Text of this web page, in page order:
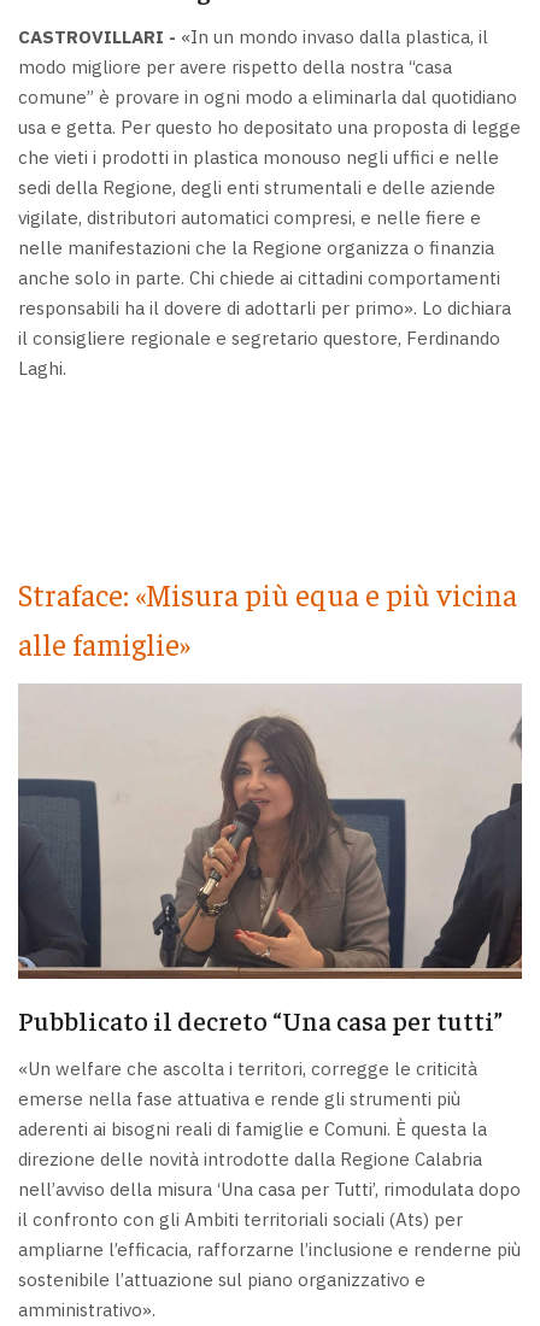
CASTROVILLARI - «In un mondo invaso dalla plastica, il
modo migliore per avere rispetto della nostra “casa
comune” è provare in ogni modo a eliminarla dal quotidiano
usa e getta. Per questo ho depositato una proposta di legge
che vieti i prodotti in plastica monouso negli uffici e nelle
sedi della Regione, degli enti strumentali e delle aziende
vigilate, distributori automatici compresi, e nelle fiere e
nelle manifestazioni che la Regione organizza o finanzia
anche solo in parte. Chi chiede ai cittadini comportamenti
responsabili ha il dovere di adottarli per primo». Lo dichiara
il consigliere regionale e segretario questore, Ferdinando
Laghi.
Straface: «Misura più equa e più vicina
alle famiglie»
Pubblicato il decreto “Una casa per tutti”
«Un welfare che ascolta i territori, corregge le criticità
emerse nella fase attuativa e rende gli strumenti più
aderenti ai bisogni reali di famiglie e Comuni. È questa la
direzione delle novità introdotte dalla Regione Calabria
nell’avviso della misura ‘Una casa per Tutti’, rimodulata dopo
il confronto con gli Ambiti territoriali sociali (Ats) per
ampliarne l’efficacia, rafforzarne l’inclusione e renderne più
sostenibile l’attuazione sul piano organizzativo e
amministrativo».